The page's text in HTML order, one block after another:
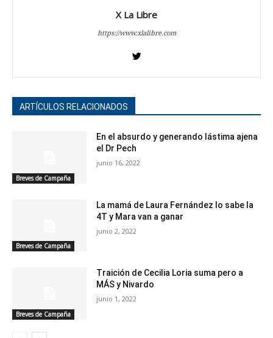
X La Libre
https://www.xlalibre.com
ARTÍCULOS RELACIONADOS
Breves de Campaña
En el absurdo y generando lástima ajena
el Dr Pech
junio 16, 2022
Breves de Campaña
La mamá de Laura Fernández lo sabe la
4T y Mara van a ganar
junio 2, 2022
Breves de Campaña
Traición de Cecilia Loria suma pero a
MÁS y Nivardo
junio 1, 2022